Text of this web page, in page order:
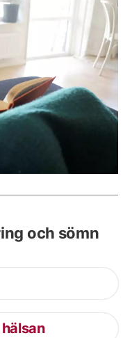
och sömn